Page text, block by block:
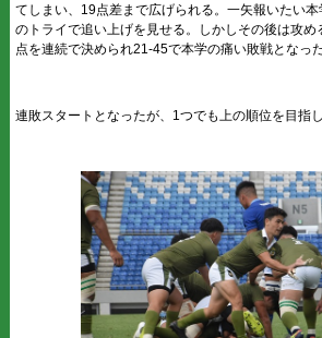
てしまい、19点差まで広げられる。一矢報いたい
のトライで追い上げを見せる。しかしその後は攻
点を連続で決められ21-45で本学の痛い敗戦となった
連敗スタートとなったが、1つでも上の順位を目指